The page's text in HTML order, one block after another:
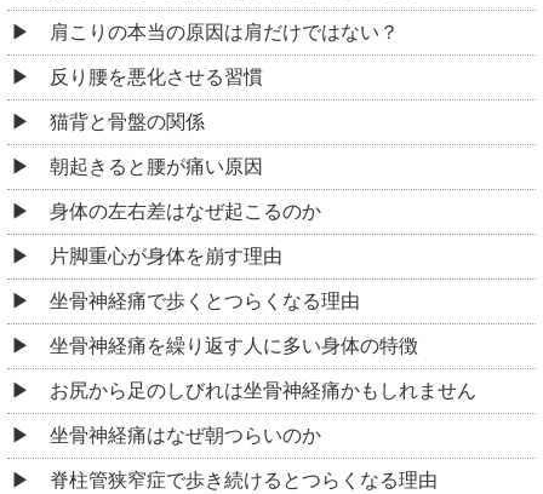
肩こりの本当の原因は肩だけではない？
反り腰を悪化させる習慣
猫背と骨盤の関係
朝起きると腰が痛い原因
身体の左右差はなぜ起こるのか
片脚重心が身体を崩す理由
坐骨神経痛で歩くとつらくなる理由
坐骨神経痛を繰り返す人に多い身体の特徴
お尻から足のしびれは坐骨神経痛かもしれません
坐骨神経痛はなぜ朝つらいのか
脊柱管狭窄症で歩き続けるとつらくなる理由